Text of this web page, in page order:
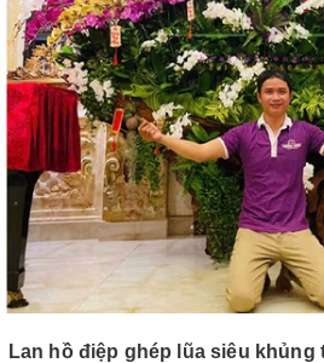
Lan hồ điệp ghép lũa siêu khủng